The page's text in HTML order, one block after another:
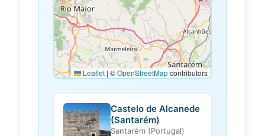
Leaflet | ©OpenStreetMapcontributors
Castelo de Alcanede
(Santarém)
Santarém (Portugal)